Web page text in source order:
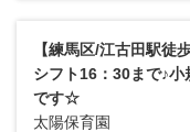
【練馬区/江古田駅
シフト16：30まで♪
です☆
太陽保育園